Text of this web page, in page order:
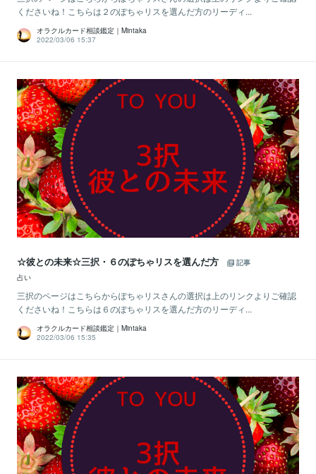
くださいね！こちらは２のぽちゃリスを選んだ方のリーディ...
オラクルカード相談鑑定｜Mintaka
2022/03/06 15:37
☆彼との未来☆三択・６のぽちゃリスを選んだ方
記事
占い
三択のページはこちらからぽちゃリスさんの選択は上のリンクよりご確認
くださいね！こちらは６のぽちゃリスを選んだ方のリーディ...
オラクルカード相談鑑定｜Mintaka
2022/03/06 15:35